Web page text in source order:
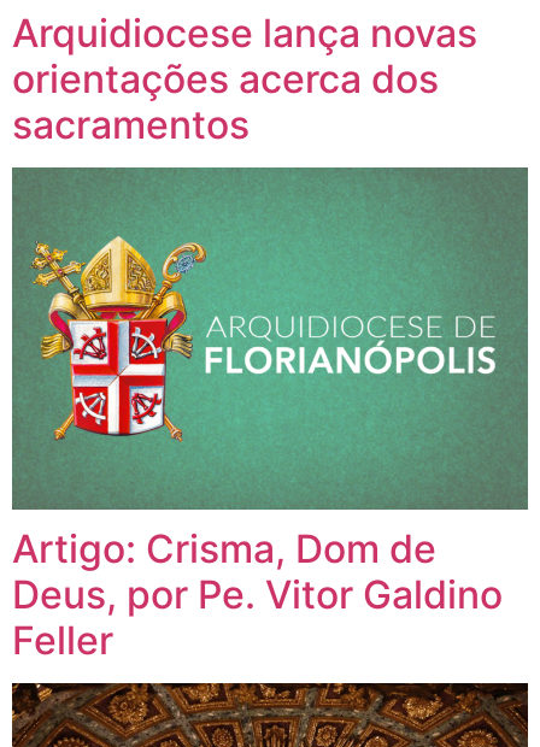
Arquidiocese lança novas
orientações acerca dos
sacramentos
Artigo: Crisma, Dom de
Deus, por Pe. Vitor Galdino
Feller